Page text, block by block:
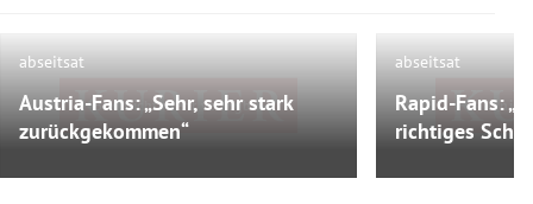
Bild nicht mehr verfügbar
abseitsat
Austria-Fans: „Sehr, sehr stark
zurückgekommen“
Bild
abseitsat
Rapid-Fans:
richtiges